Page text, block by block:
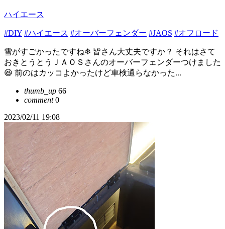
ハイエース
#DIY #ハイエース #オーバーフェンダー #JAOS #オフロード
雪がすごかったですね❄ 皆さん大丈夫ですか？ それはさて
おきとうとうＪＡＯＳさんのオーバーフェンダーつけました
😆 前のはカッコよかったけど車検通らなかった...
thumb_up 66
comment0
2023/02/11 19:08